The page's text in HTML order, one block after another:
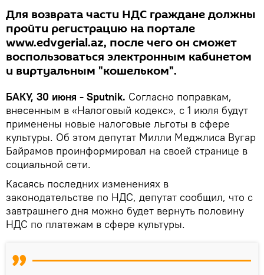
Для возврата части НДС граждане должны
пройти регистрацию на портале
www.edvgerial.az, после чего он сможет
воспользоваться электронным кабинетом
и виртуальным "кошельком".
БАКУ, 30 июня - Sputnik. Согласно поправкам,
внесенным в «Налоговый кодекс», с 1 июля будут
применены новые налоговые льготы в сфере
культуры. Об этом депутат Милли Меджлиса Вугар
Байрамов проинформировал на своей странице в
социальной сети.
Касаясь последних изменениях в
законодательстве по НДС, депутат сообщил, что с
завтрашнего дня можно будет вернуть половину
НДС по платежам в сфере культуры.